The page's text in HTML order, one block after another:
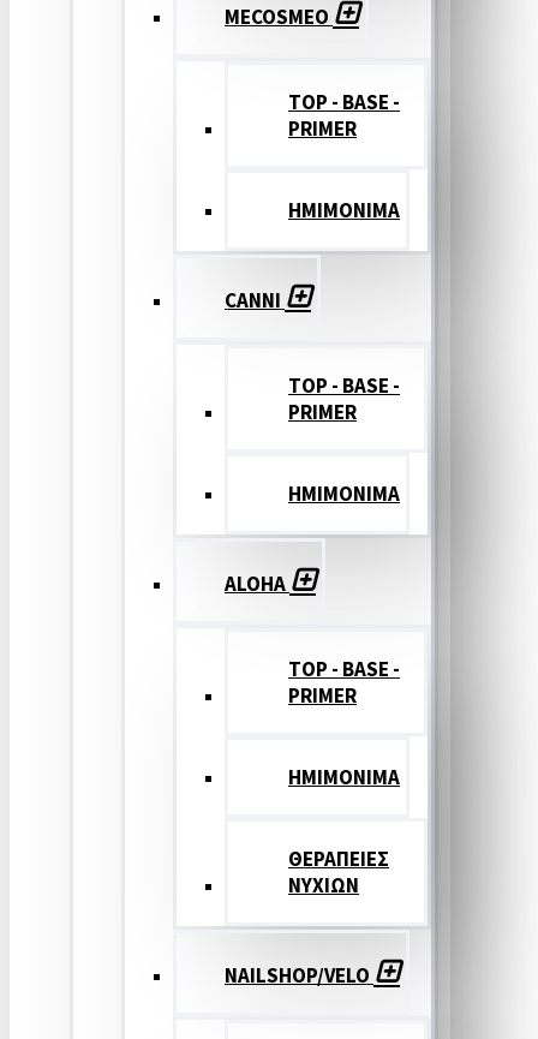
MECOSMEO
TOP - BASE -
PRIMER
ΗΜΙΜΟΝΙΜΑ
CANNI
TOP - BASE -
PRIMER
ΗΜΙΜΟΝΙΜΑ
ALOHA
TOP - BASE -
PRIMER
ΗΜΙΜΟΝΙΜΑ
ΘΕΡΑΠΕΙΕΣ
ΝΥΧΙΩΝ
NAILSHOP/VELO